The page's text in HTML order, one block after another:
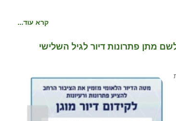
קרא עוד...
מתן פתרונות דיור לגיל השלישי